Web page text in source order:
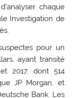
chaque
Investigation de
pour un
ayant transité
2017, dont 514
JP Morgan, et
Bank. Les